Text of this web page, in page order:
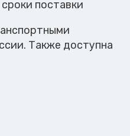
поставки
Также доступна